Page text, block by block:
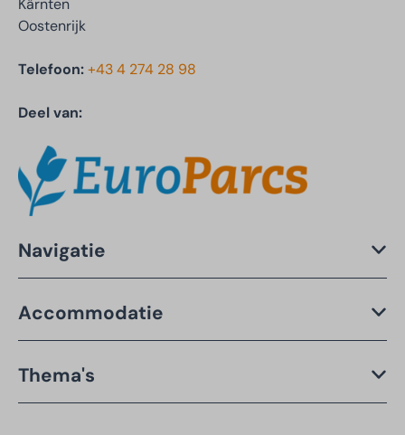
Kärnten
Oostenrijk
Telefoon:+43 4 274 28 98
Deel van:
Navigatie
Accommodatie
Thema's